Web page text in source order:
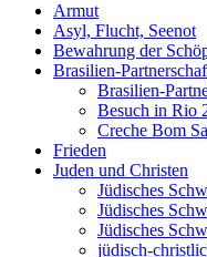
Armut
Asyl, Flucht, Seenot
Bewahrung der
Brasilien-
Brasilien-
Besuch in Rio
Creche Bom
Frieden
Juden und Christen
Jüdisches
Jüdisches
Jüdisches
jüdisch-